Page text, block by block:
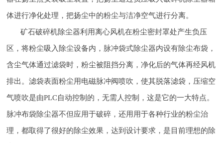
体进行净化处理，把扬尘中的粉尘与洁净空气进行分离。
矿石破碎机除尘器利用离心风机在粉尘密封罩处产生负压
区，将粉尘吸入除尘设备内，脉冲袋式除尘器内设有除尘布袋，
含尘气体通过滤袋时，粉尘被阻挡分离，净化后的气体再经风机
排出。滤袋表面粉尘用电磁脉冲阀喷吹，使其脱落滤袋，压缩空
气喷吹是由PLC自动控制的，无需人控制，这是它的一大特点。
脉冲布袋除尘器不但应用于破碎，还用用于各种行业的粉尘治
理，都取得了很好的除尘效果，达到设计要求，是目前理想的除